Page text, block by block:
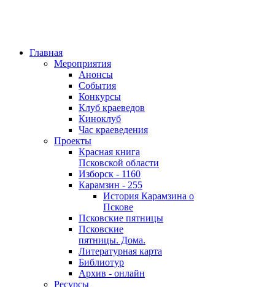
Главная
Мероприятия
Анонсы
События
Конкурсы
Клуб краеведов
Киноклуб
Час краеведения
Проекты
Красная книга
Псковской области
Изборск - 1160
Карамзин - 255
История Карамзина о
Пскове
Псковские пятницы
Псковские
пятницы. Дома.
Литературная карта
Библиотур
Архив - онлайн
Ресурсы